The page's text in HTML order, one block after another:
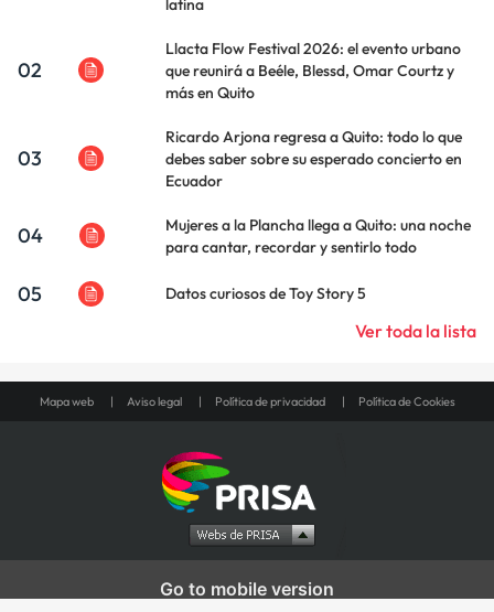
latina
02
Llacta Flow Festival 2026: el evento urbano
que reunirá a Beéle, Blessd, Omar Courtz y
más en Quito
03
Ricardo Arjona regresa a Quito: todo lo que
debes saber sobre su esperado concierto en
Ecuador
04
Mujeres a la Plancha llega a Quito: una noche
para cantar, recordar y sentirlo todo
05 Datos curiosos de Toy Story 5
Ver toda la lista
Mapa web Aviso legal Política de privacidad Política de Cookies
Go to mobile version